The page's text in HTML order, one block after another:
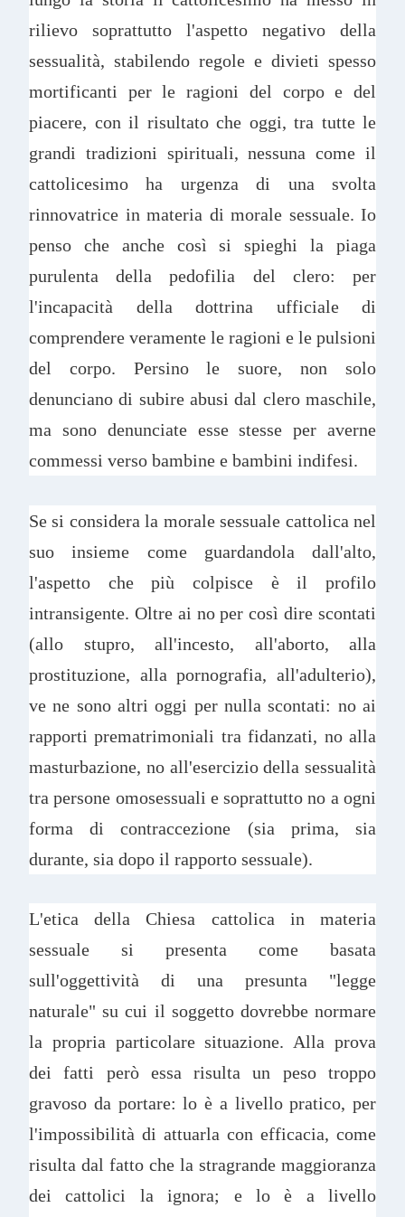
rilievo soprattutto l'aspetto negativo della
sessualità, stabilendo regole e divieti spesso
mortificanti per le ragioni del corpo e del
piacere, con il risultato che oggi, tra tutte le
grandi tradizioni spirituali, nessuna come il
cattolicesimo ha urgenza di una svolta
rinnovatrice in materia di morale sessuale. Io
penso che anche così si spieghi la piaga
purulenta della pedofilia del clero: per
l'incapacità della dottrina ufficiale di
comprendere veramente le ragioni e le pulsioni
del corpo. Persino le suore, non solo
denunciano di subire abusi dal clero maschile,
ma sono denunciate esse stesse per averne
commessi verso bambine e bambini indifesi.
Se si considera la morale sessuale cattolica nel
suo insieme come guardandola dall'alto,
l'aspetto che più colpisce è il profilo
intransigente. Oltre ai no per così dire scontati
(allo stupro, all'incesto, all'aborto, alla
prostituzione, alla pornografia, all'adulterio),
ve ne sono altri oggi per nulla scontati: no ai
rapporti prematrimoniali tra fidanzati, no alla
masturbazione, no all'esercizio della sessualità
tra persone omosessuali e soprattutto no a ogni
forma di contraccezione (sia prima, sia
durante, sia dopo il rapporto sessuale).
L'etica della Chiesa cattolica in materia
sessuale si presenta come basata
sull'oggettività di una presunta "legge
naturale" su cui il soggetto dovrebbe normare
la propria particolare situazione. Alla prova
dei fatti però essa risulta un peso troppo
gravoso da portare: lo è a livello pratico, per
l'impossibilità di attuarla con efficacia, come
risulta dal fatto che la stragrande maggioranza
dei cattolici la ignora; e lo è a livello